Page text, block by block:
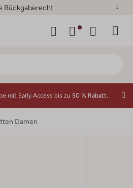
Rückgaberecht
mit Early Access bis zu 50 % Rabatt.
Damen